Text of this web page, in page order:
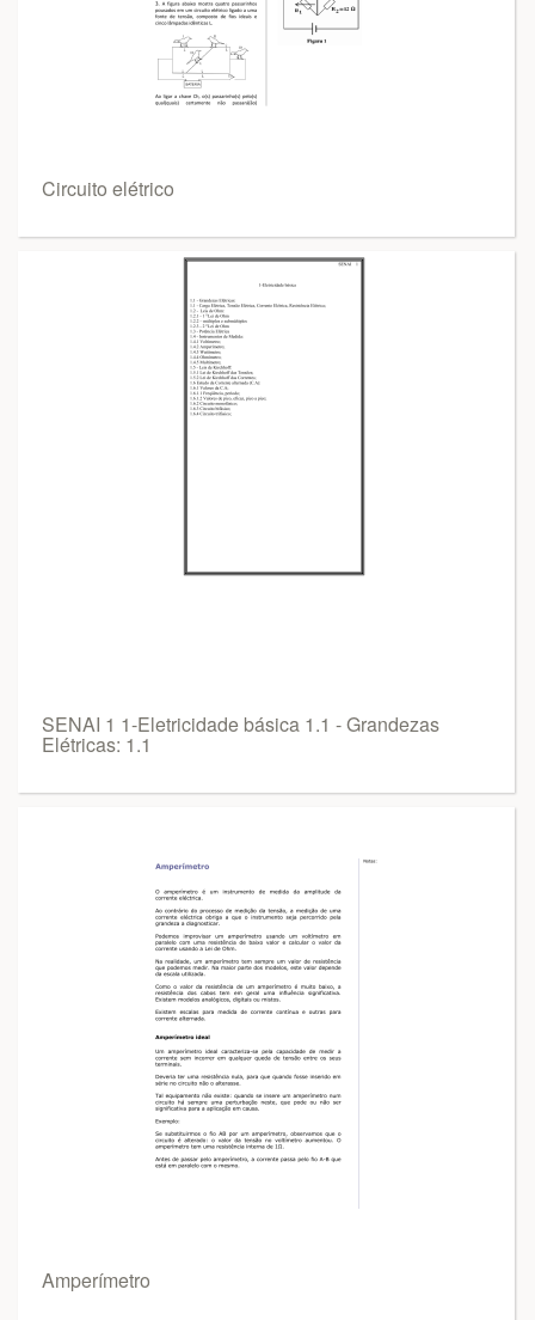
Circuito elétrico
SENAI 1 1-Eletricidade básica 1.1 - Grandezas
Elétricas: 1.1
Amperímetro